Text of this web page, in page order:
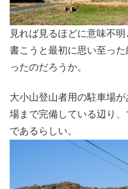
見れば見るほどに意味不
書こうと最初に思い至っ
ったのだろうか。
大小山登山者用の駐車場
場まで完備している辺り
であるらしい。